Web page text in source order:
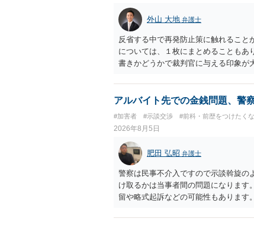
外山 大地 弁護士
反省する中で再発防止策に触れるこ
については、１枚にまとめることも
書きかどうかで裁判官に与える印象が
アルバイト先での金銭問題、警
#加害者 #示談交渉 #前科・前歴をつけたく
2026年8月5日
肥田 弘昭 弁護士
警察は民事不介入ですので示談斡旋の
け取るかは当事者間の問題になります
留や略式起訴などの可能性もあります